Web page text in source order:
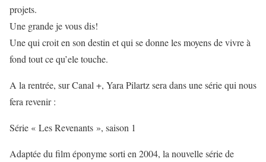
projets.
Une grande je vous dis!
Une qui croit en son destin et qui se donne les moyens de vivre à
fond tout ce qu’ele touche.
A la rentrée, sur Canal +, Yara Pilartz sera dans une série qui nous
fera revenir :
Série « Les Revenants », saison 1
Adaptée du film éponyme sorti en 2004, la nouvelle série de